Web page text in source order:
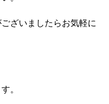
ざいましたらお気軽に
。